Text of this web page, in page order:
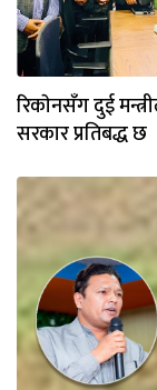
रिकाेनसँग दुई
सरकार प्रतिबद्ध छ